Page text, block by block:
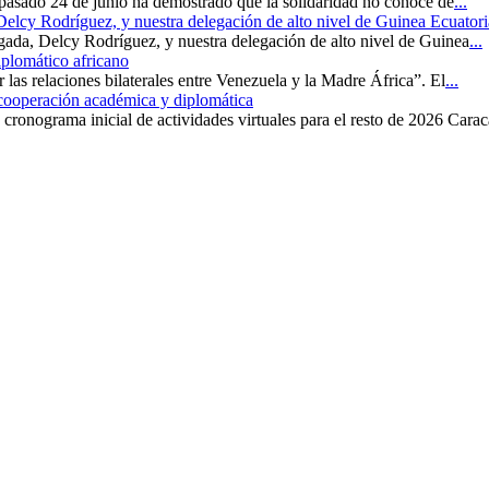
Rodríguez, y nuestra delegación de alto nivel de Guinea
Delcy Rodríguez, y nuestra delegación de alto nivel de Guinea...
africano
relaciones bilaterales entre Venezuela y la Madre África”. El...
académica y diplomática
inicial de actividades virtuales para el resto de 2026